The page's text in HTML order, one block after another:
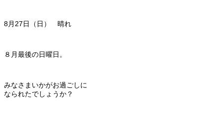
8月27日（日） 晴れ
８月最後の日曜日。
みなさまいかがお過ごしに
なられたでしょうか？